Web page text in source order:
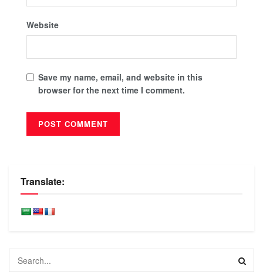
Website
Save my name, email, and website in this
browser for the next time I comment.
Translate: